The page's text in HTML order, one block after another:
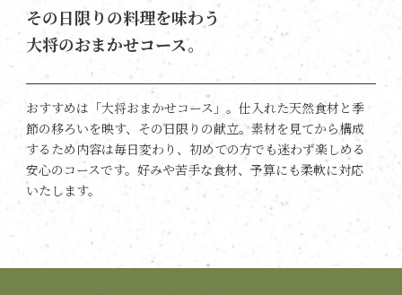
その日限りの料理を味わう
大将のおまかせコース。
おすすめは「大将おまかせコース」。仕入れた天然食材と季
節の移ろいを映す、その日限りの献立。素材を見てから構成
するため内容は毎日変わり、初めての方でも迷わず楽しめる
安心のコースです。好みや苦手な食材、予算にも柔軟に対応
いたします。